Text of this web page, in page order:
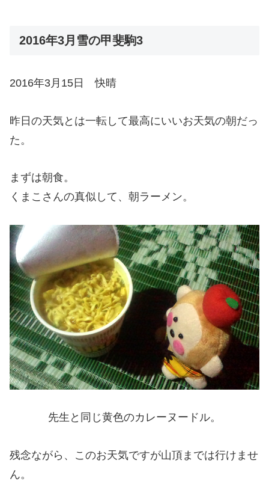
2016年3月雪の甲斐駒3
2016年3月15日 快晴
昨日の天気とは一転して最高にいいお天気の朝だっ
た。
まずは朝食。
くまこさんの真似して、朝ラーメン。
先生と同じ黄色のカレーヌードル。
残念ながら、このお天気ですが山頂までは行けませ
ん。